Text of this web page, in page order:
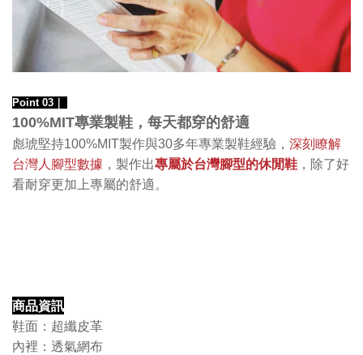
Point 03｜
100%MIT專業製鞋，每天都穿的舒適
彪琥堅持100%MIT製作與30多年專業製鞋經驗， 深刻瞭解
台灣人腳型數據 ，製作出專屬於台灣腳型的休閒鞋 ，除了好
看耐穿更加上專屬的舒適。
商品資訊
鞋面：超纖皮革
內裡：透氣網布